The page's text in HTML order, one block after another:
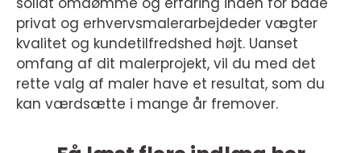
privat og erhvervsmalerarbejdeder vægter
kvalitet og kundetilfredshed højt. Uanset
omfang af dit malerprojekt, vil du med det
rette valg af maler have et resultat, som du
kan værdsætte i mange år fremover.